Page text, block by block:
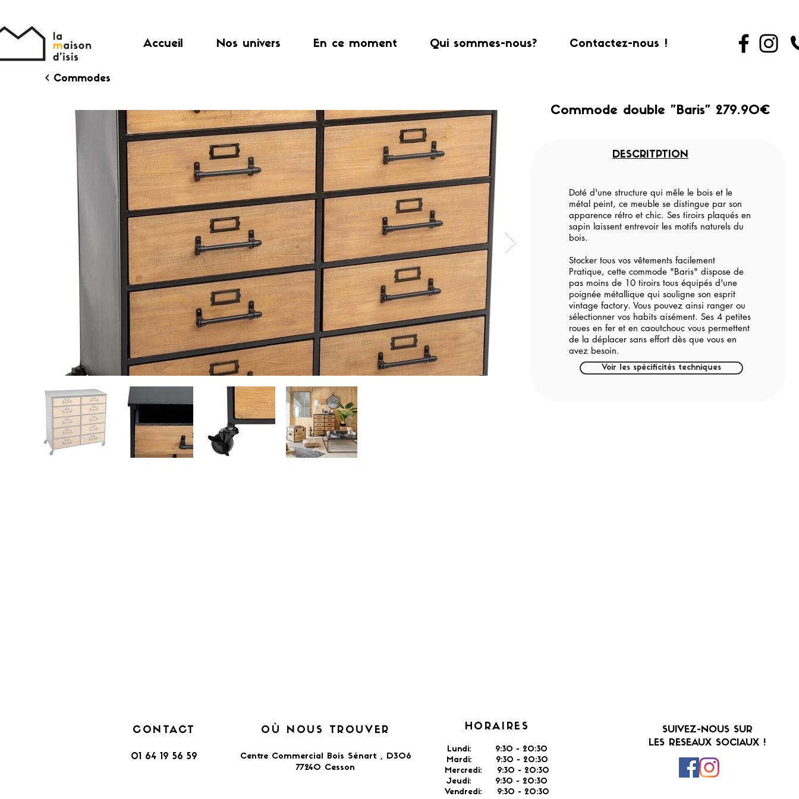
Accueil Nos univers En ce moment Qui sommes-nous? Contactez-nous !
< Commodes
Commode double "Baris" 279.90€
DESCRITPTION
Doté d'une structure qui mêle le bois et le
métal peint, ce meuble se distingue par son
apparence rétro et chic. Ses tiroirs plaqués en
sapin laissent entrevoir les motifs naturels du
bois.
Stocker tous vos vêtements facilement
Pratique, cette commode "Baris" dispose de
pas moins de 10 tiroirs tous équipés d'une
poignée métallique qui souligne son esprit
vintage factory. Vous pouvez ainsi ranger ou
sélectionner vos habits aisément. Ses 4 petites
roues en fer et en caoutchouc vous permettent
de la déplacer sans effort dès que vous en
avez besoin.
Voir les spécificités techniques
CONTACT
01 64 19 56 59
OÙ NOUS TROUVER
Centre Commercial Bois Sénart , D306
77240 Cesson​
HORAIRES
Lundi: 9:30 - 20:30
Mardi: 9:30 - 20:30
Mercredi: 9:30 - 20:30
Jeudi: 9:30 - 20:30
Vendredi: 9:30 - 20:30
SUIVEZ-NOUS SUR
LES RESEAUX SOCIAUX !